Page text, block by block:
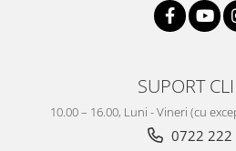
SUPORT
10.00 – 16.00, Luni - Vineri (cu
0722 222